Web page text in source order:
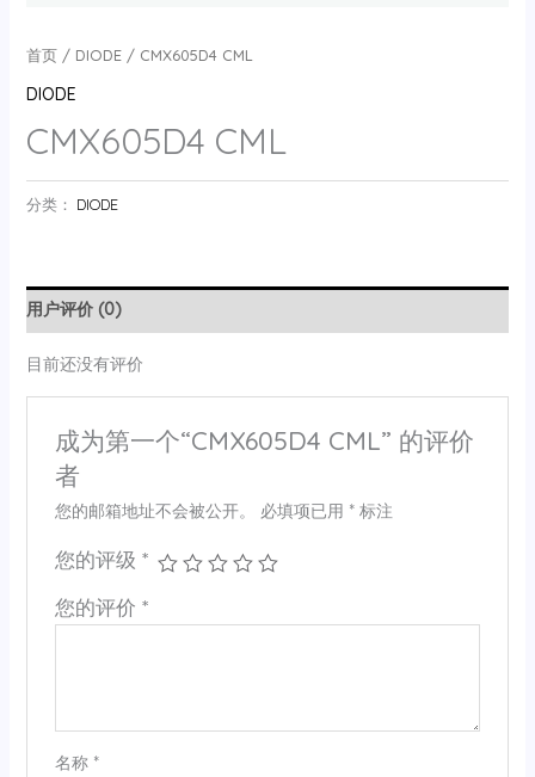
首页/ DIODE/ CMX605D4 CML
DIODE
CMX605D4 CML
分类： DIODE
用户评价 (0)
目前还没有评价
成为第一个“CMX605D4 CML” 的评价
者
您的邮箱地址不会被公开。 必填项已用 *标注
您的评级 *
您的评价 *
名称 *